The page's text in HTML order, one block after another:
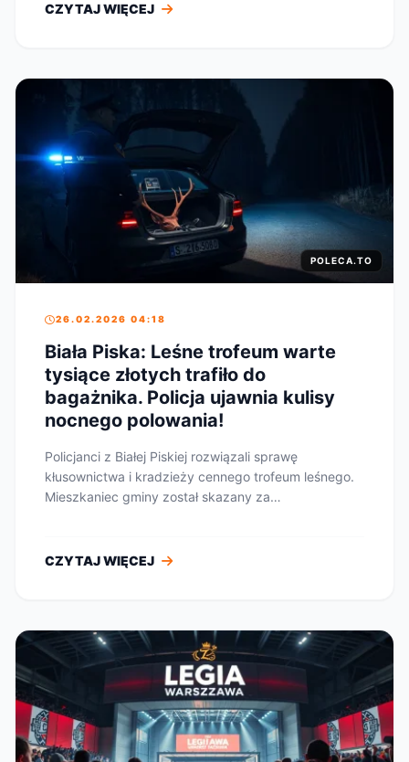
CZYTAJ WIĘCEJ
POLECA.TO
26.02.2026 04:18
Biała Piska: Leśne trofeum warte
tysiące złotych trafiło do
bagażnika. Policja ujawnia kulisy
nocnego polowania!
Policjanci z Białej Piskiej rozwiązali sprawę
kłusownictwa i kradzieży cennego trofeum leśnego.
Mieszkaniec gminy został skazany za
CZYTAJ WIĘCEJ